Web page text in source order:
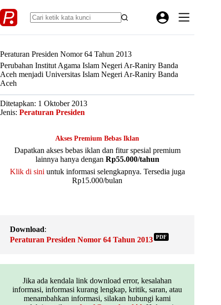
to
content
Peraturan Presiden Nomor 64 Tahun 2013
Perubahan Institut Agama Islam Negeri Ar-Raniry Banda
Aceh menjadi Universitas Islam Negeri Ar-Raniry Banda
Aceh
Ditetapkan: 1 Oktober 2013
Jenis: Peraturan Presiden
Akses Premium Bebas Iklan
Dapatkan akses bebas iklan dan fitur spesial premium
lainnya hanya dengan Rp55.000/tahun
Klik di sini untuk informasi selengkapnya. Tersedia juga
Rp15.000/bulan
Download:
Peraturan Presiden Nomor 64 Tahun 2013 PDF
Jika ada kendala link download error, kesalahan
informasi, informasi kurang lengkap, kritik, saran, atau
menambahkan informasi, silakan hubungi kami